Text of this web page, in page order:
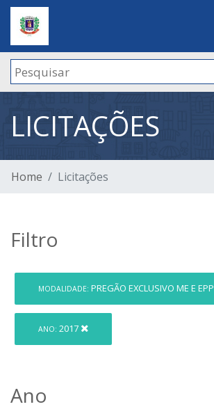
LICITAÇÕES
Home Licitações
Filtro
MODALIDADE: PREGÃO EXCLUSIVO ME E EPP
ANO: 2017
Ano